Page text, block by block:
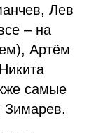
Лев
– на
Артём
самые